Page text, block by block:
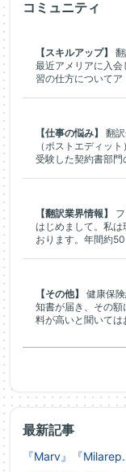
最新記事
『Marv』『
コミュニティ
【スキルアップ】
最近アメリアに入
習の仕方についてア
【仕事の悩み】
翻
（ポストエディッ
受験した契約書部
【翻訳業界情報】
はじめまして。私
おります。年間約
【その他】
健康保
知書が届き、その
料が高いと聞いては